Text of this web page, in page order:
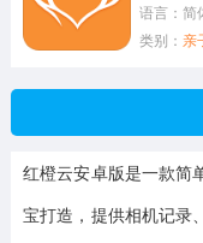
益智游戏
策略游戏
语言：简
类别： 亲
红橙云安卓版是一款简
宝打造，提供相机记录